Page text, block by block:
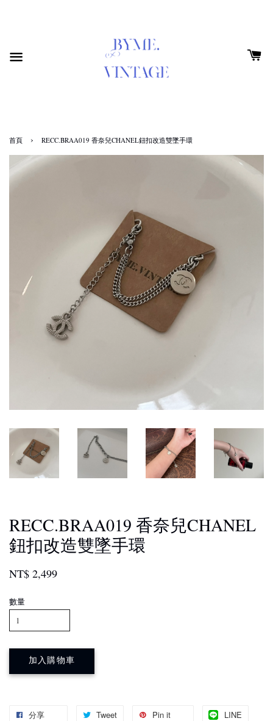
首頁 › RECC.BRAA019 香奈兒CHANEL鈕扣改造雙墜手環
RECC.BRAA019 香奈兒CHANEL
鈕扣改造雙墜手環
NT$ 2,499
數量
加入購物車
分享 Tweet Pin it LINE